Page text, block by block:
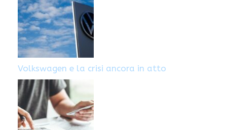
Volkswagen e la crisi ancora in atto